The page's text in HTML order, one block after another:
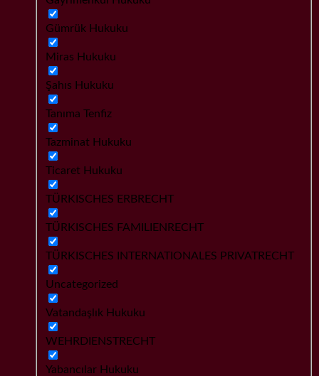
Gümrük Hukuku
Miras Hukuku
Şahıs Hukuku
Tanıma Tenfiz
Tazminat Hukuku
Ticaret Hukuku
TÜRKISCHES ERBRECHT
TÜRKISCHES FAMILIENRECHT
TÜRKISCHES INTERNATIONALES PRIVATRECHT
Uncategorized
Vatandaşlık Hukuku
WEHRDIENSTRECHT
Yabancılar Hukuku